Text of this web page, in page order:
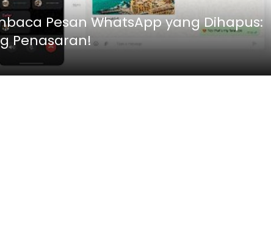
Pesan WhatsApp yang Dihapus:
Penasaran!